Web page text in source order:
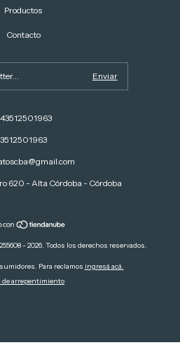
Productos
Contacto
3512501963
620 - Alta Córdoba - Córdoba
- 2026. Todos los derechos reservados.
Para reclamos ingresá acá.
de arrepentimiento